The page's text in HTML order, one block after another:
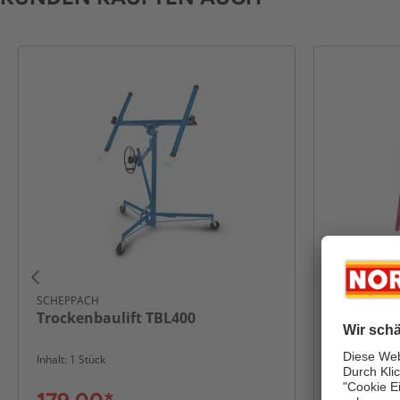
SCHEPPACH
Trockenbaulift TBL400
Inhalt: 1 Stück
KRAFT
2er Set,
Inhalt: 2